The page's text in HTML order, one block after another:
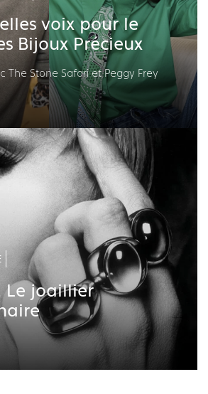
voix pour le
Bijoux Précieux
The Stone Safari et Peggy Frey
Le joaillier